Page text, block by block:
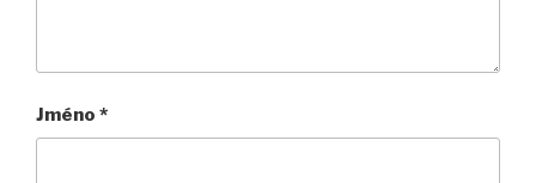
Jméno *